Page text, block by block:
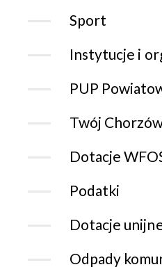
Sport
Instytucje i
PUP
Twój
Dotacje
Podatki
Dotacje
Odpady